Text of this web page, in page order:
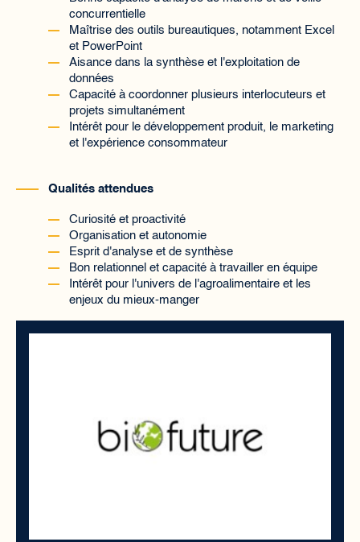
concurrentielle
Maîtrise des outils bureautiques, notamment Excel
et PowerPoint
Aisance dans la synthèse et l'exploitation de
données
Capacité à coordonner plusieurs interlocuteurs et
projets simultanément
Intérêt pour le développement produit, le marketing
et l'expérience consommateur
Qualités attendues
Curiosité et proactivité
Organisation et autonomie
Esprit d'analyse et de synthèse
Bon relationnel et capacité à travailler en équipe
Intérêt pour l'univers de l'agroalimentaire et les
enjeux du mieux-manger